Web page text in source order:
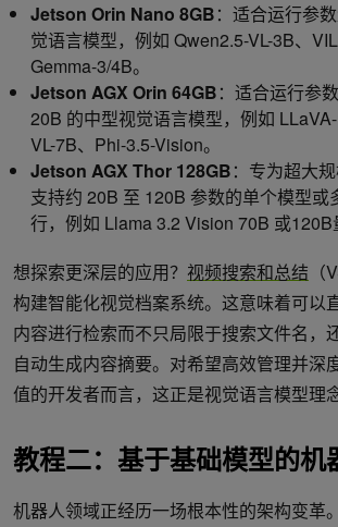
Jetson Orin Nano 8GB：适合运行参
觉语言模型，例如 Qwen2.5-VL-3B、
Gemma-3/4B。
Jetson AGX Orin 64GB：适合运行参
20B 的中型视觉语言模型，例如
VL-7B、Phi-3.5-Vision。
Jetson AGX Thor 128GB：专为超大
支持约 20B 至 120B 参数的单个模型或
行，例如 Llama 3.2 Vision 70B 或120B
想探索更深层的应用？ 视频搜索和总结
构建智能化视觉档案系统。这意味着可以
内容进行检索而不只局限于搜索文件名，
自动生成内容摘要。对希望高效管理并深
值的开发者而言，这正是视觉语言模型理
教程二：基于基础模型的机
机器人领域正经历一场根本性的架构变革